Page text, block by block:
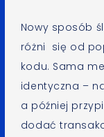
Nowy sposób
różni się od
kodu. Sama
identyczna –
a później
dodać